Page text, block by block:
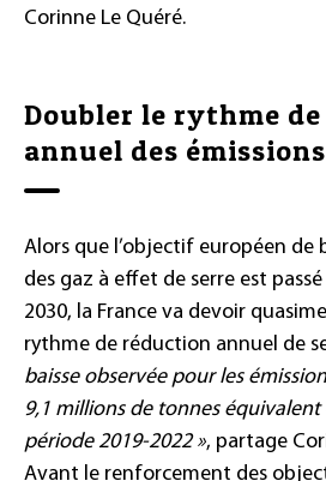
Corinne Le Quéré.
Doubler le rythme
annuel des émissions
Alors que l’objectif européen de
des gaz à effet de serre est
2030, la France va devoir
rythme de réduction annuel de
baisse observée pour les
9,1 millions de tonnes équivalent
période 2019-2022 », partage
Avant le renforcement des